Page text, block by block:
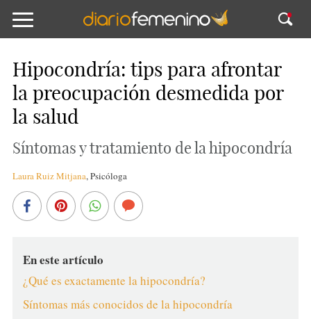
Hipocondría: tips para afrontar
la preocupación desmedida por
la salud
Síntomas y tratamiento de la hipocondría
Laura Ruiz Mitjana,Psicóloga
En este artículo
¿Qué es exactamente la hipocondría?
Síntomas más conocidos de la hipocondría